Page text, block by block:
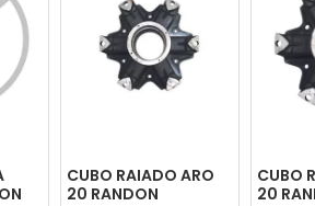
CUBO RAIADO ARO
20 RANDON
CUBO
20